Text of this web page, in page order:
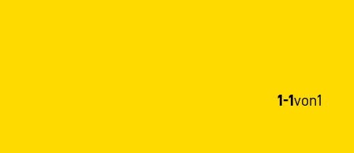
1-1von1